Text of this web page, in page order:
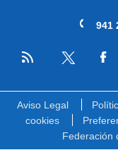
941
RSS
Aviso Legal
cookies
Federación